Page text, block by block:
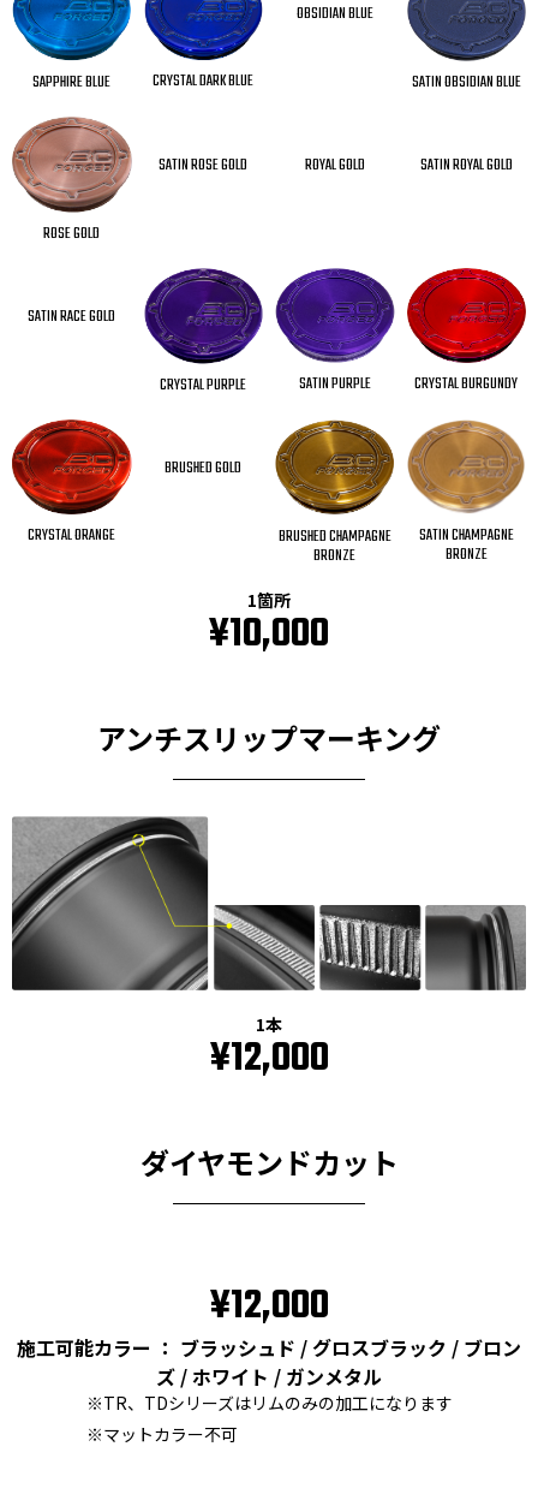
SAPPHIRE BLUE CRYSTAL DARK BLUE
OBSIDIAN BLUE
SATIN OBSIDIAN BLUE
ROSE GOLD
SATIN ROSE GOLD ROYAL GOLD SATIN ROYAL GOLD
SATIN RACE GOLD
CRYSTAL PURPLE SATIN PURPLE CRYSTAL BURGUNDY
CRYSTAL ORANGE
BRUSHED GOLD
BRUSHED CHAMPAGNE
BRONZE
SATIN CHAMPAGNE
BRONZE
1箇所
¥10,000
アンチスリップマーキング
1本
¥12,000
ダイヤモンドカット
¥12,000
施工可能カラー ： ブラッシュド / グロスブラック / ブロン
ズ / ホワイト / ガンメタル
※TR、TDシリーズはリムのみの加工になります
※マットカラー不可